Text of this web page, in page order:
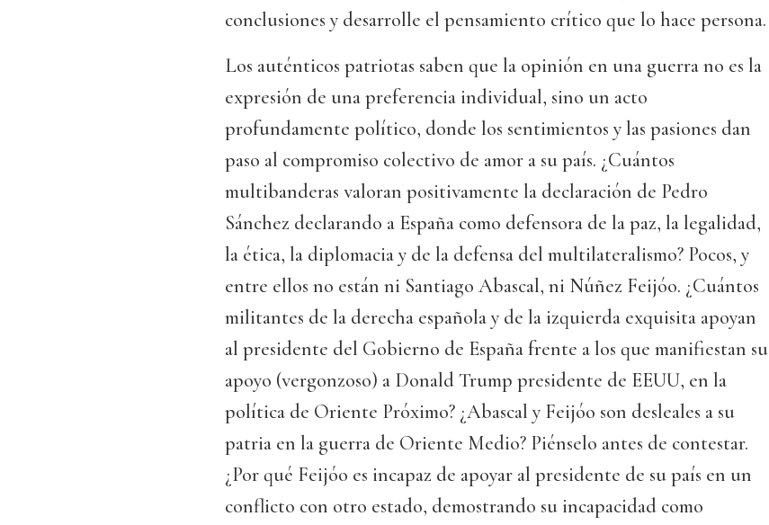
conclusiones y desarrolle el pensamiento crítico que lo hace persona.
Los auténticos patriotas saben que la opinión en una guerra no es la
expresión de una preferencia individual, sino un acto
profundamente político, donde los sentimientos y las pasiones dan
paso al compromiso colectivo de amor a su país. ¿Cuántos
multibanderas valoran positivamente la declaración de Pedro
Sánchez declarando a España como defensora de la paz, la legalidad,
la ética, la diplomacia y de la defensa del multilateralismo? Pocos, y
entre ellos no están ni Santiago Abascal, ni Núñez Feijóo. ¿Cuántos
militantes de la derecha española y de la izquierda exquisita apoyan
al presidente del Gobierno de España frente a los que manifiestan su
apoyo (vergonzoso) a Donald Trump presidente de EEUU, en la
política de Oriente Próximo? ¿Abascal y Feijóo son desleales a su
patria en la guerra de Oriente Medio? Piénselo antes de contestar.
¿Por qué Feijóo es incapaz de apoyar al presidente de su país en un
conflicto con otro estado, demostrando su incapacidad como